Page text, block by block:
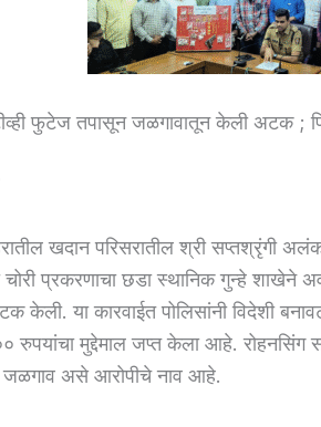
फुटेज तपासून जळगावातून केली अटक ;
खदान परिसरातील श्री सप्तश्रृंगी
चोरी प्रकरणाचा छडा स्थानिक गुन्हे शाखेने
केली. या कारवाईत पोलिसांनी विदेशी
रुपयांचा मुद्देमाल जप्त केला आहे. रोहनसिंग
असे आरोपीचे नाव आहे.